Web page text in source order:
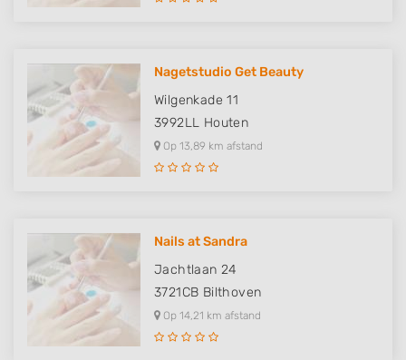
Nagetstudio Get Beauty
Wilgenkade 11
3992LL Houten
Op 13,89 km afstand
Nails at Sandra
Jachtlaan 24
3721CB Bilthoven
Op 14,21 km afstand